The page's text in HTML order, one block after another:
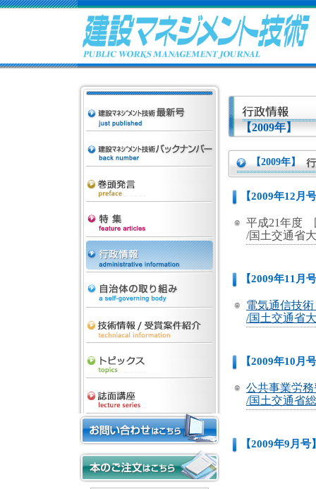
【2009年】
【2009年】
【2009年12月
平成21年度
/国土交通省
【2009年11月
電気通信技
/国土交通省
【2009年10月
公共事業労
/国土交通省
【2009年9月号